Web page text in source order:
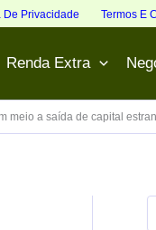
De Privacidade Termos E
Renda Extra
meio a saída de capital